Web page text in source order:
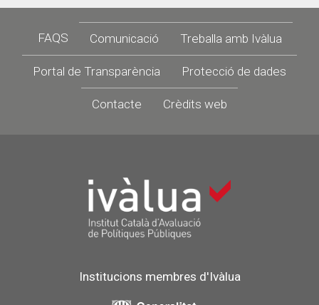
Footer
FAQS Comunicació Treballa amb Ivàlua
Portal de Transparència Protecció de dades
Contacte Crèdits web
Institucions membres d'Ivàlua